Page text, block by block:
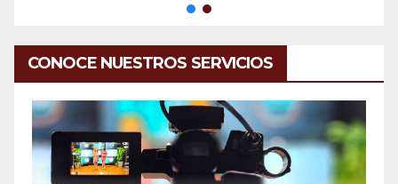
CONOCE NUESTROS SERVICIOS